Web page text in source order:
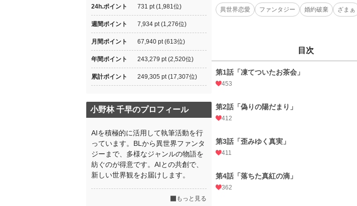
異世界恋愛 ファンタジー 婚約破棄 ざまぁ
目次
第1話「凍てついたお茶会」
453
第2話「偽りの陽だまり」
412
第3話「歪みゆく真実」
411
第4話「落ちた真紅の滴」
362
24h.ポイント 731 pt (1,981位)
週間ポイント 7,934 pt (1,276位)
月間ポイント 67,940 pt (613位)
年間ポイント 243,279 pt (2,520位)
累計ポイント 249,305 pt (17,307位)
小野林 千早のプロフィール
AIを積極的に活用して執筆活動を行
っています。BLから異世界ファンタ
ジーまで、多様なジャンルの物語を
紡ぐのが得意です。AIとの共創で、
新しい世界観をお届けします。
もっと見る